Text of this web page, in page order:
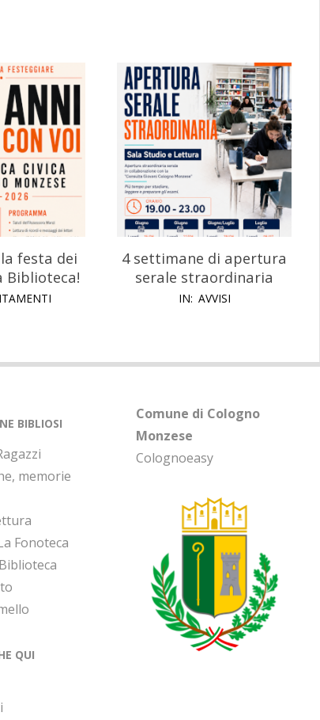
festa dei
Biblioteca!
4 settimane di apertura
serale straordinaria
IN: AVVISI
BIBLIOSI
memorie
Fonoteca
QUI
Comune di Cologno
Monzese
Colognoeasy